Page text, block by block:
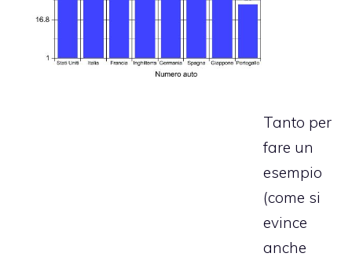
Tanto per
fare un
esempio
(come si
evince
anche